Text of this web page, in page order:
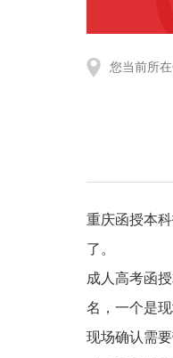
您当前所在
重庆函授本
了。
成人高考函
名，一个是
现场确认需